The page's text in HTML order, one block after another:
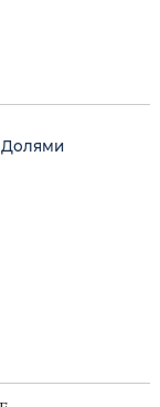
Долями